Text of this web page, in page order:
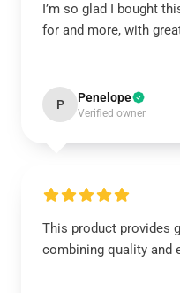
I’m so glad I bought
for and more, with
P Penelope
Verified owner
This product provides
combining quality and